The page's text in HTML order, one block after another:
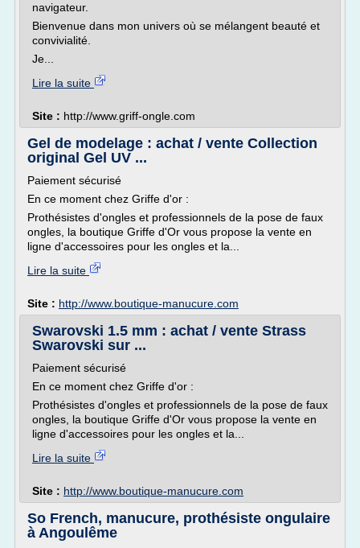
navigateur.
Bienvenue dans mon univers où se mélangent beauté et
convivialité.
Je...
Lire la suite
Site : http://www.griff-ongle.com
Gel de modelage : achat / vente Collection
original Gel UV ...
Paiement sécurisé
En ce moment chez Griffe d'or :
Prothésistes d'ongles et professionnels de la pose de faux
ongles, la boutique Griffe d'Or vous propose la vente en
ligne d'accessoires pour les ongles et la...
Lire la suite
Site : http://www.boutique-manucure.com
Swarovski 1.5 mm : achat / vente Strass
Swarovski sur ...
Paiement sécurisé
En ce moment chez Griffe d'or :
Prothésistes d'ongles et professionnels de la pose de faux
ongles, la boutique Griffe d'Or vous propose la vente en
ligne d'accessoires pour les ongles et la...
Lire la suite
Site : http://www.boutique-manucure.com
So French, manucure, prothésiste ongulaire
à Angoulême